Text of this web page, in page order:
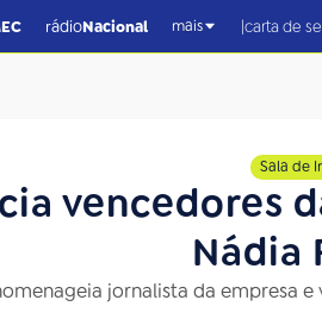
rádioNacional mais |carta de
Sala de
vencedores
Nádia
jornalista da empresa